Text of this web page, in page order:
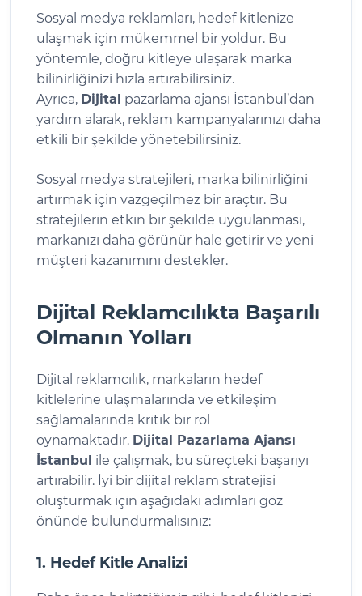
Sosyal medya reklamları, hedef kitlenize
ulaşmak için mükemmel bir yoldur. Bu
yöntemle, doğru kitleye ulaşarak marka
bilinirliğinizi hızla artırabilirsiniz.
Ayrıca, Dijital pazarlama ajansı İstanbul’dan
yardım alarak, reklam kampanyalarınızı daha
etkili bir şekilde yönetebilirsiniz.
Sosyal medya stratejileri, marka bilinirliğini
artırmak için vazgeçilmez bir araçtır. Bu
stratejilerin etkin bir şekilde uygulanması,
markanızı daha görünür hale getirir ve yeni
müşteri kazanımını destekler.
Dijital Reklamcılıkta Başarılı
Olmanın Yolları
Dijital reklamcılık, markaların hedef
kitlelerine ulaşmalarında ve etkileşim
sağlamalarında kritik bir rol
oynamaktadır. Dijital Pazarlama Ajansı
İstanbul ile çalışmak, bu süreçteki başarıyı
artırabilir. İyi bir dijital reklam stratejisi
oluşturmak için aşağıdaki adımları göz
önünde bulundurmalısınız:
1. Hedef Kitle Analizi